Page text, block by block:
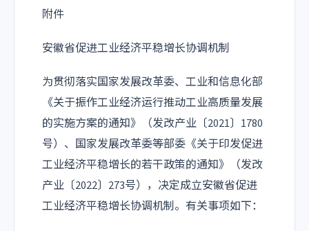
附件
安徽省促进工业经济平稳增长协调机制
为贯彻落实国家发展改革委、工业和信息化部
《关于振作工业经济运行推动工业高质量发展
的实施方案的通知》（发改产业〔2021〕1780
号）、国家发展改革委等部委《关于印发促进
工业经济平稳增长的若干政策的通知》（发改
产业〔2022〕273号），决定成立安徽省促进
工业经济平稳增长协调机制。有关事项如下：